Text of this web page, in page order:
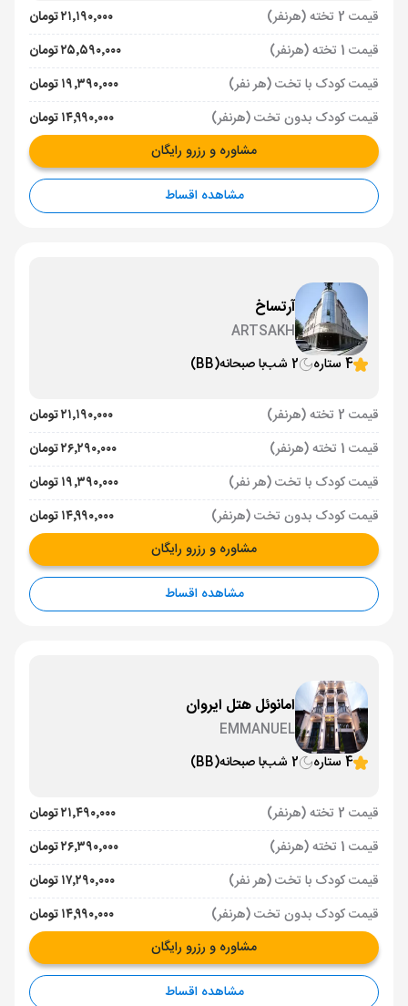
قیمت 2 تخته (هرنفر)
۲۱٬۱۹۰٬۰۰۰ تومان
قیمت 1 تخته (هرنفر)
۲۵٬۵۹۰٬۰۰۰ تومان
قیمت کودک با تخت (هر نفر)
۱۹٬۳۹۰٬۰۰۰ تومان
قیمت کودک بدون تخت (هرنفر)
۱۴٬۹۹۰٬۰۰۰ تومان
مشاوره و رزرو رایگان
مشاهده اقساط
آرتساخ
ARTSAKH
4 ستاره
2 شب با صبحانه(BB)
قیمت 2 تخته (هرنفر)
۲۱٬۱۹۰٬۰۰۰ تومان
قیمت 1 تخته (هرنفر)
۲۶٬۲۹۰٬۰۰۰ تومان
قیمت کودک با تخت (هر نفر)
۱۹٬۳۹۰٬۰۰۰ تومان
قیمت کودک بدون تخت (هرنفر)
۱۴٬۹۹۰٬۰۰۰ تومان
مشاوره و رزرو رایگان
مشاهده اقساط
امانوئل هتل ایروان
EMMANUEL
4 ستاره
2 شب با صبحانه(BB)
قیمت 2 تخته (هرنفر)
۲۱٬۴۹۰٬۰۰۰ تومان
قیمت 1 تخته (هرنفر)
۲۶٬۳۹۰٬۰۰۰ تومان
قیمت کودک با تخت (هر نفر)
۱۷٬۲۹۰٬۰۰۰ تومان
قیمت کودک بدون تخت (هرنفر)
۱۴٬۹۹۰٬۰۰۰ تومان
مشاوره و رزرو رایگان
مشاهده اقساط